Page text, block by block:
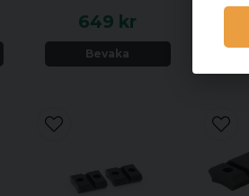
649 kr
Bevaka